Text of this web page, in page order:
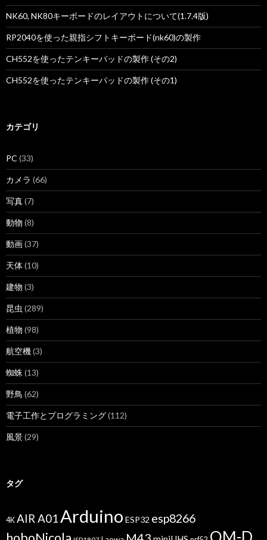
NK60, NK80キーボードのレイアウトについて(1.7.4版)
RP2040を使った親指シフトキーボード(nk60)の製作
CH552を使ったテンキーパッドの製作 (その2)
CH552を使ったテンキーパッドの製作 (その1)
カテゴリ
PC (33)
カメラ (66)
写真(7)
動物 (8)
動画(37)
天体(10)
建物 (3)
昆虫 (289)
植物 (98)
航空機(3)
蜘蛛 (13)
野鳥 (62)
電子工作とプログラミング(112)
風景(29)
タグ
4K AIR A01Arduino ESP32 esp8266